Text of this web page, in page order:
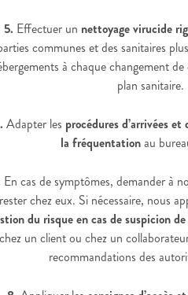
5. Effectuer un nettoyage virucide
communes et des sanitaires
à chaque changement
plan sanitaire.
Adapter les procédures d’arrivées et
la fréquentationau
En cas de symptômes, demander à
chez eux. Si nécessaire, nous
du risque en cas de suspicion
chez un client ou chez un
recommandations des